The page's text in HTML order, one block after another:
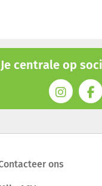
Je centrale op
ons